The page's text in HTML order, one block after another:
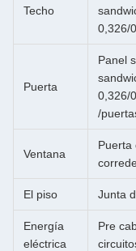
Techo
0,326/
Puerta
Panel
0,326/
/
Ventana
Puerta
El piso Junta
Energía
eléctrica
Pre